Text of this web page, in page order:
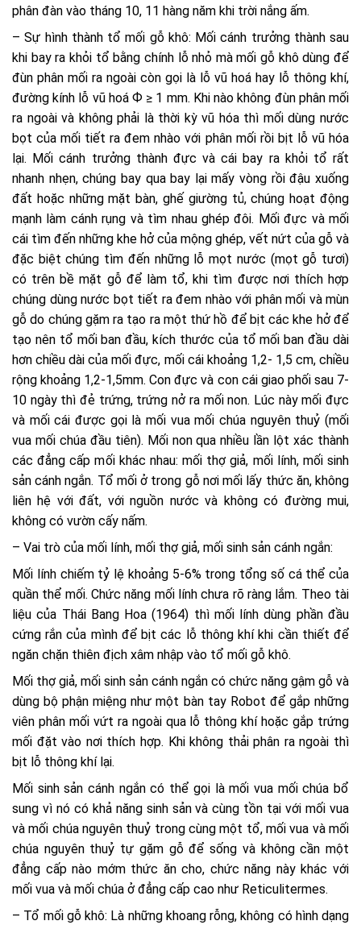
phân đàn vào tháng 10, 11 hàng năm khi trời nắng ấm.
– Sự hình thành tổ mối gỗ khô: Mối cánh trưởng thành sau
khi bay ra khỏi tổ bằng chính lỗ nhỏ mà mối gỗ khô dùng để
đùn phân mối ra ngoài còn gọi là lỗ vũ hoá hay lỗ thông khí,
đường kính lỗ vũ hoá Ф ≥ 1 mm. Khi nào không đùn phân mối
ra ngoài và không phải là thời kỳ vũ hóa thì mối dùng nước
bọt của mối tiết ra đem nhào với phân mối rồi bịt lỗ vũ hóa
lại. Mối cánh trưởng thành đực và cái bay ra khỏi tổ rất
nhanh nhẹn, chúng bay qua bay lại mấy vòng rồi đậu xuống
đất hoặc những mặt bàn, ghế giường tủ, chúng hoạt động
mạnh làm cánh rụng và tìm nhau ghép đôi. Mối đực và mối
cái tìm đến những khe hở của mộng ghép, vết nứt của gỗ và
đặc biệt chúng tìm đến những lỗ mọt nước (mọt gỗ tươi)
có trên bề mặt gỗ để làm tổ, khi tìm được nơi thích hợp
chúng dùng nước bọt tiết ra đem nhào với phân mối và mùn
gỗ do chúng gặm ra tạo ra một thứ hồ để bịt các khe hở để
tạo nên tổ mối ban đầu, kích thước của tổ mối ban đầu dài
hơn chiều dài của mối đực, mối cái khoảng 1,2- 1,5 cm, chiều
rộng khoảng 1,2-1,5mm. Con đực và con cái giao phối sau 7-
10 ngày thì đẻ trứng, trứng nở ra mối non. Lúc này mối đực
và mối cái được gọi là mối vua mối chúa nguyên thuỷ (mối
vua mối chúa đầu tiên). Mối non qua nhiều lần lột xác thành
các đẳng cấp mối khác nhau: mối thợ giả, mối lính, mối sinh
sản cánh ngắn. Tổ mối ở trong gỗ nơi mối lấy thức ăn, không
liên hệ với đất, với nguồn nước và không có đường mui,
không có vườn cấy nấm.
– Vai trò của mối lính, mối thợ giả, mối sinh sản cánh ngắn:
Mối lính chiếm tỷ lệ khoảng 5-6% trong tổng số cá thể của
quần thể mối. Chức năng mối lính chưa rõ ràng lắm. Theo tài
liệu của Thái Bang Hoa (1964) thì mối lính dùng phần đầu
cứng rắn của mình để bịt các lỗ thông khí khi cần thiết để
ngăn chặn thiên địch xâm nhập vào tổ mối gỗ khô.
Mối thợ giả, mối sinh sản cánh ngắn có chức năng gậm gỗ và
dùng bộ phận miệng như một bàn tay Robot để gắp những
viên phân mối vứt ra ngoài qua lỗ thông khí hoặc gắp trứng
mối đặt vào nơi thích hợp. Khi không thải phân ra ngoài thì
bịt lỗ thông khí lại.
Mối sinh sản cánh ngắn có thể gọi là mối vua mối chúa bổ
sung vì nó có khả năng sinh sản và cùng tồn tại với mối vua
và mối chúa nguyên thuỷ trong cùng một tổ, mối vua và mối
chúa nguyên thuỷ tự gặm gỗ để sống và không cần một
đẳng cấp nào mớm thức ăn cho, chức năng này khác với
mối vua và mối chúa ở đẳng cấp cao như Reticulitermes.
– Tổ mối gỗ khô: Là những khoang rỗng, không có hình dạng